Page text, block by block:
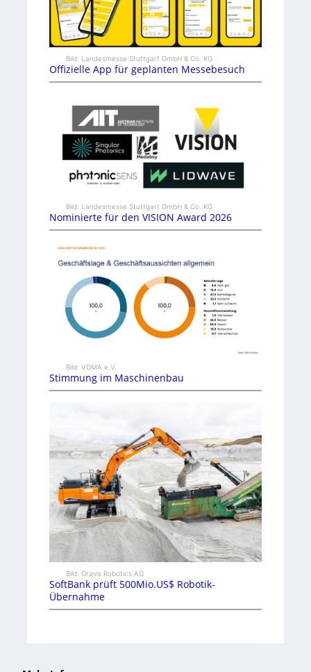
Bild: Landesmesse Stuttgart GmbH & Co. KG
Offizielle App für geplanten Messebesuch
Bild: Landesmesse Stuttgart GmbH & Co. KG
Nominierte für den VISION Award 2026
Bild: VDMA e.V.
Stimmung im Maschinenbau
Bild: Gravis Robotics AG
SoftBank prüft 500Mio.US$ Robotik-
Übernahme